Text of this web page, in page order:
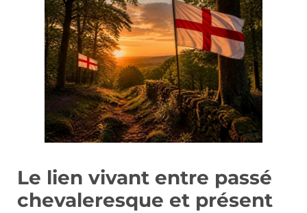
Le lien vivant entre passé
chevaleresque et présent